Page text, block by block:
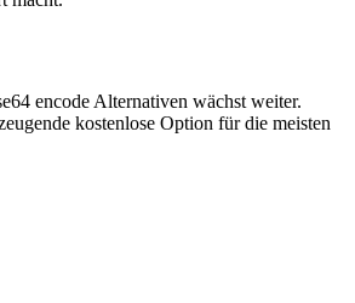
encode Alternativen wächst weiter.
kostenlose Option für die meisten